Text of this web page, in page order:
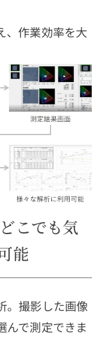
、作業効率を大
こでも気
能
。撮影した画像
んで測定できま